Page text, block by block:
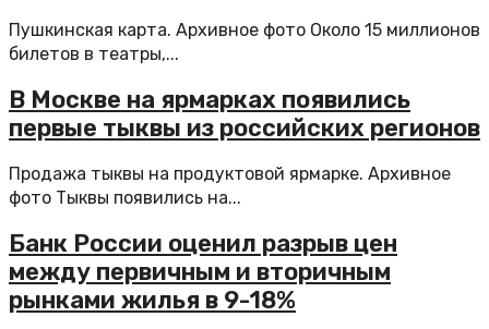
Пушкинская карта. Архивное фото Около 15 миллионов
билетов в театры,...
В Москве на ярмарках появились
первые тыквы из российских регионов
Продажа тыквы на продуктовой ярмарке. Архивное
фото Тыквы появились на...
Банк России оценил разрыв цен
между первичным и вторичным
рынками жилья в 9-18%